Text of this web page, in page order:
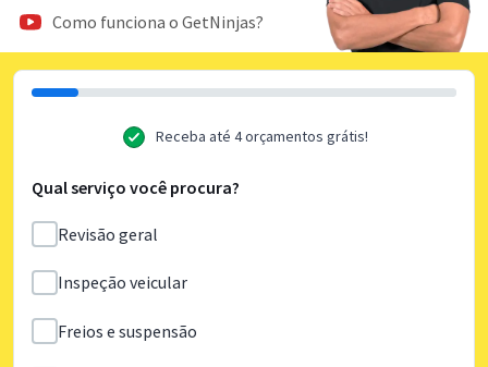
Como funciona o GetNinjas?
Receba até 4 orçamentos grátis!
Qual serviço você procura?
Revisão geral
Inspeção veicular
Freios e suspensão